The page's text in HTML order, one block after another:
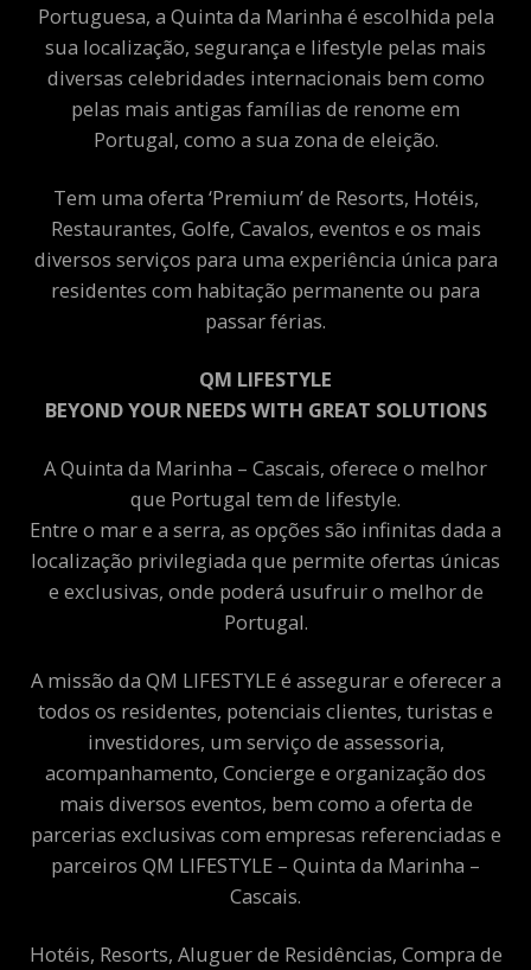
Portuguesa, a Quinta da Marinha é escolhida pela
sua localização, segurança e lifestyle pelas mais
diversas celebridades internacionais bem como
pelas mais antigas famílias de renome em
Portugal, como a sua zona de eleição.
Tem uma oferta ‘Premium’ de Resorts, Hotéis,
Restaurantes, Golfe, Cavalos, eventos e os mais
diversos serviços para uma experiência única para
residentes com habitação permanente ou para
passar férias.
QM LIFESTYLE
BEYOND YOUR NEEDS WITH GREAT SOLUTIONS
A Quinta da Marinha – Cascais, oferece o melhor
que Portugal tem de lifestyle.
Entre o mar e a serra, as opções são infinitas dada a
localização privilegiada que permite ofertas únicas
e exclusivas, onde poderá usufruir o melhor de
Portugal.
A missão da QM LIFESTYLE é assegurar e oferecer a
todos os residentes, potenciais clientes, turistas e
investidores, um serviço de assessoria,
acompanhamento, Concierge e organização dos
mais diversos eventos, bem como a oferta de
parcerias exclusivas com empresas referenciadas e
parceiros QM LIFESTYLE – Quinta da Marinha –
Cascais.
Hotéis, Resorts, Aluguer de Residências, Compra de